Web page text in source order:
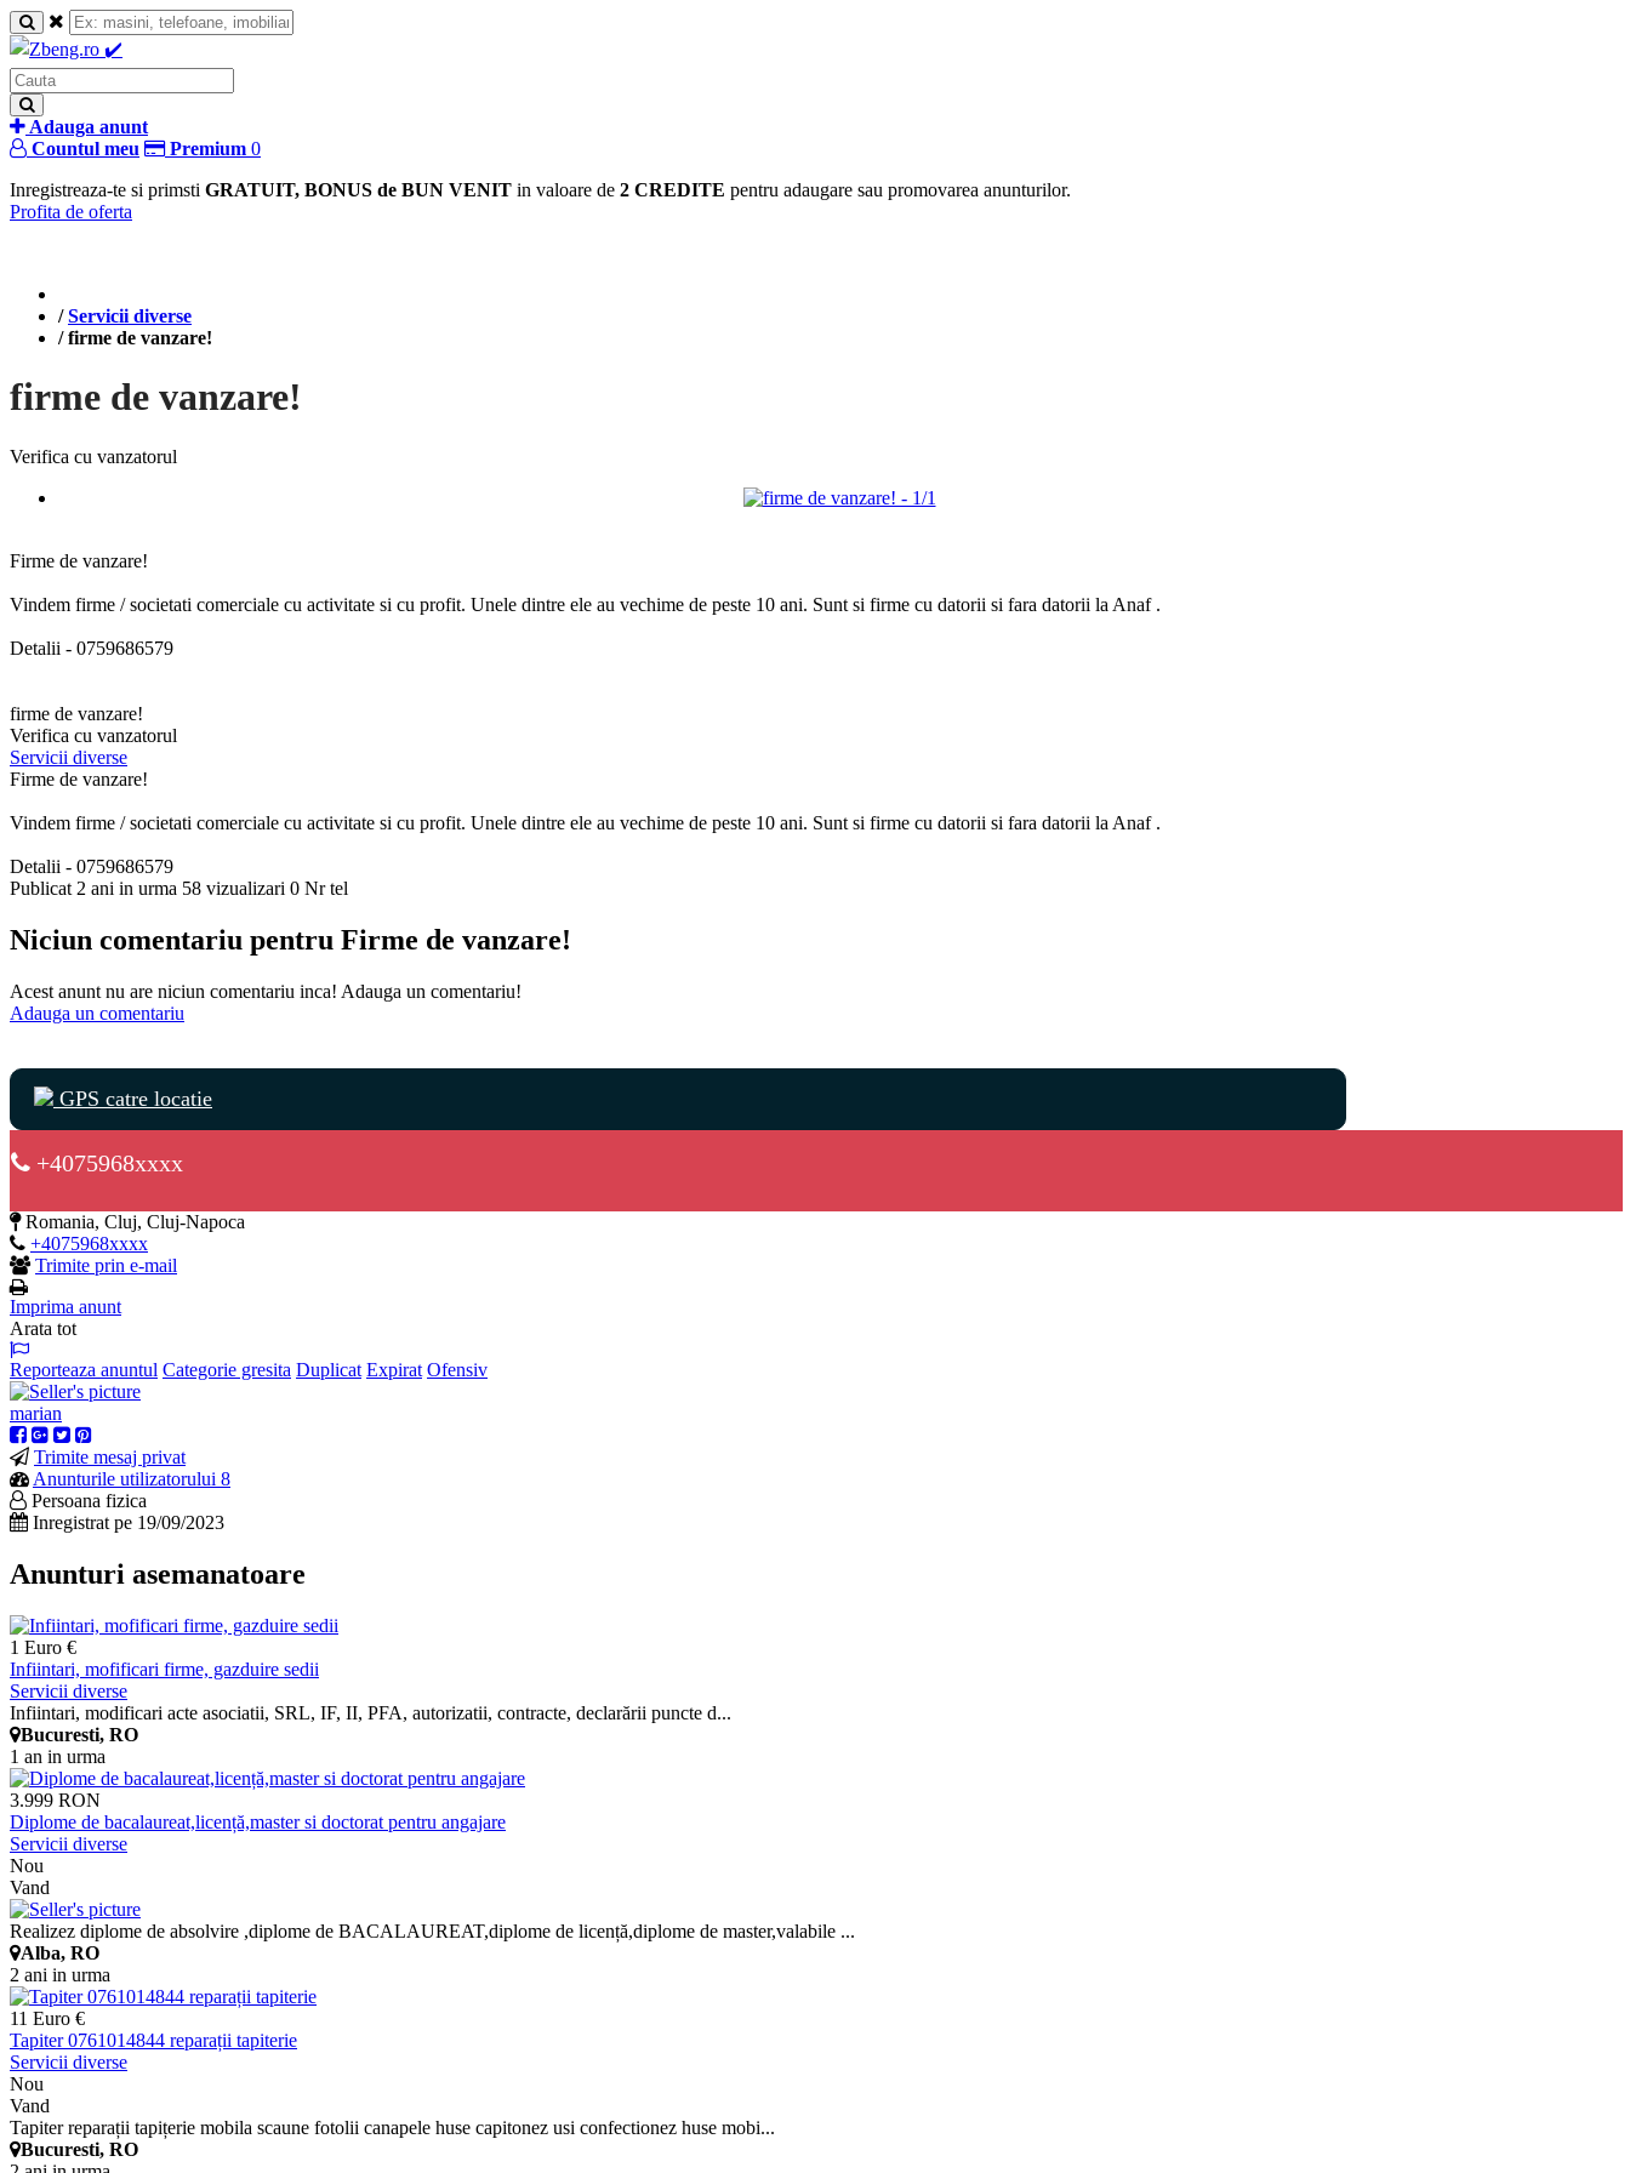
Adauga anunt
Countul meu
Premium 0
Inregistreaza-te si primsti GRATUIT, BONUS de BUN VENIT in valoare de 2 CREDITE pentru adaugare sau promovarea anunturilor.
Profita de oferta
/ Servicii diverse
/ firme de vanzare!
firme de vanzare!
Verifica cu vanzatorul
Firme de vanzare!
Vindem firme / societati comerciale cu activitate si cu profit. Unele dintre ele au vechime de peste 10 ani. Sunt si firme cu datorii si fara datorii la Anaf .
Detalii - 0759686579
firme de vanzare!
Verifica cu vanzatorul
Servicii diverse
Firme de vanzare!
Vindem firme / societati comerciale cu activitate si cu profit. Unele dintre ele au vechime de peste 10 ani. Sunt si firme cu datorii si fara datorii la Anaf .
Detalii - 0759686579
Publicat 2 ani in urma 58 vizualizari 0 Nr tel
Niciun comentariu pentru Firme de vanzare!
Acest anunt nu are niciun comentariu inca! Adauga un comentariu!
Adauga un comentariu
GPS catre locatie
+4075968xxxx
Romania, Cluj, Cluj-Napoca
+4075968xxxx
Trimite prin e-mail
Imprima anunt
Arata tot
Reporteaza anuntul Categorie gresita Duplicat Expirat Ofensiv
marian
Trimite mesaj privat
Anunturile utilizatorului 8
Persoana fizica
Inregistrat pe 19/09/2023
Anunturi asemanatoare
1 Euro €
Infiintari, mofificari firme, gazduire sedii
Servicii diverse
Infiintari, modificari acte asociatii, SRL, IF, II, PFA, autorizatii, contracte, declarării puncte d...
Bucuresti, RO
1 an in urma
3.999 RON
Diplome de bacalaureat,licență,master si doctorat pentru angajare
Servicii diverse
Nou
Vand
Realizez diplome de absolvire ,diplome de BACALAUREAT,diplome de licență,diplome de master,valabile ...
Alba, RO
2 ani in urma
11 Euro €
Tapiter 0761014844 reparații tapiterie
Servicii diverse
Nou
Vand
Tapiter reparații tapițerie mobila scaune fotolii canapele huse capitonez usi confectionez huse mobi...
Bucuresti, RO